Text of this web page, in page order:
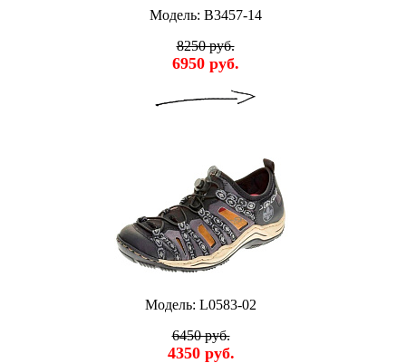
Модель: B3457-14
8250 руб.
6950 руб.
Модель: L0583-02
6450 руб.
4350 руб.